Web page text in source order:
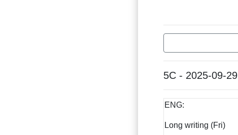
5C - 2025-09-29
ENG:
Long writing (Fri)